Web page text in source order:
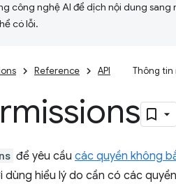
công nghệ AI để dịch nội dung sang
có lỗi.
Reference API Thông tin
để yêu cầu các quyền không
hiểu lý do cần có các